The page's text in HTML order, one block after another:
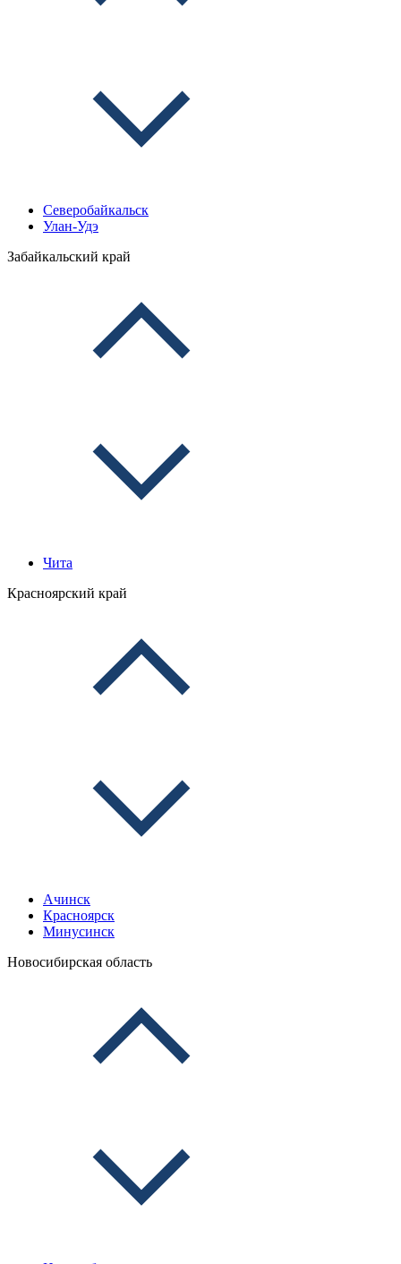
Северобайкальск
Улан-Удэ
Забайкальский край
Чита
Красноярский край
Ачинск
Красноярск
Минусинск
Новосибирская область